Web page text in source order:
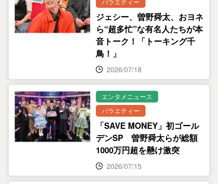
ジェシー、曽野舜太、おヨネ
ら“超多忙”な有名人たちが本
音トーク！「トーキング千
鳥！」
2026/07/18
エンタメニュース
バラエティー
「SAVE MONEY」初ゴール
デンSP 曽野舜太らが総額
1000万円超を懸け激突
2026/07/15